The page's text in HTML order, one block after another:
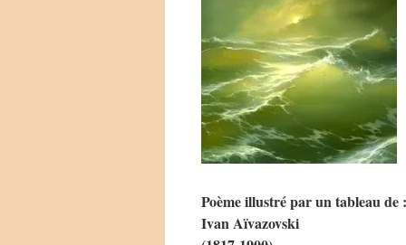
Poème illustré par un tableau de :
Ivan Aïvazovski